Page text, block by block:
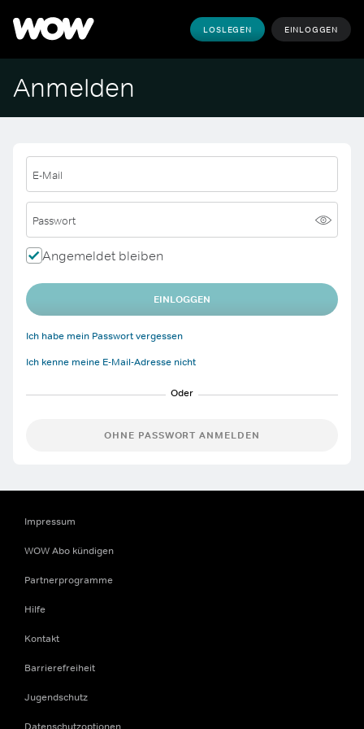
LOSLEGEN EINLOGGEN
Anmelden
E-Mail
Passwort
Angemeldet bleiben
EINLOGGEN
Ich habe mein Passwort vergessen
Ich kenne meine E-Mail-Adresse nicht
OHNE PASSWORT ANMELDEN
Impressum
WOW Abo kündigen
Partnerprogramme
Hilfe
Kontakt
Barrierefreiheit
Jugendschutz